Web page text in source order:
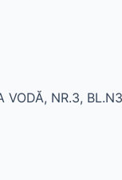
NR.3,